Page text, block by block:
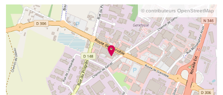
© contributeurs OpenStreetMap